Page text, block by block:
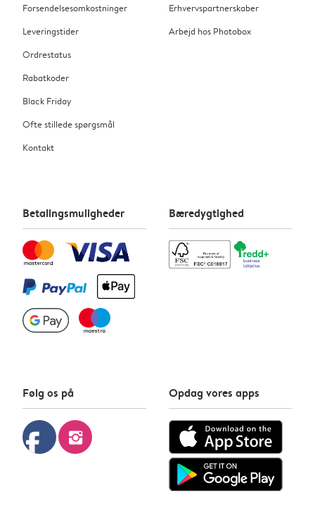
Forsendelsesomkostninger
Leveringstider
Ordrestatus
Rabatkoder
Black Friday
Ofte stillede spørgsmål
Kontakt
Erhvervspartnerskaber
Arbejd hos Photobox
Betalingsmuligheder Bæredygtighed
Følg os på
facebook instagram
Opdag vores apps